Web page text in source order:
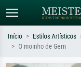
Início Estilos Artísticos
O moinho de Gern